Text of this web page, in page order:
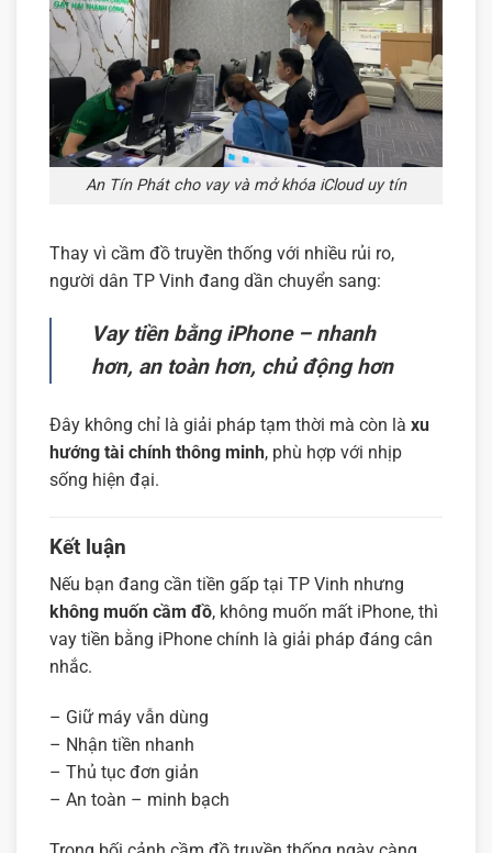
An Tín Phát cho vay và mở khóa iCloud uy tín
Thay vì cầm đồ truyền thống với nhiều rủi ro,
người dân TP Vinh đang dần chuyển sang:
Vay tiền bằng iPhone – nhanh
hơn, an toàn hơn, chủ động hơn
Đây không chỉ là giải pháp tạm thời mà còn là xu
hướng tài chính thông minh, phù hợp với nhịp
sống hiện đại.
Kết luận
Nếu bạn đang cần tiền gấp tại TP Vinh nhưng
không muốn cầm đồ, không muốn mất iPhone, thì
vay tiền bằng iPhone chính là giải pháp đáng cân
nhắc.
– Giữ máy vẫn dùng
– Nhận tiền nhanh
– Thủ tục đơn giản
– An toàn – minh bạch